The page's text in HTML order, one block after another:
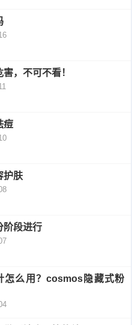
，不可不看！
痘
护肤
阶段进行
怎么用？cosmos隐藏式粉